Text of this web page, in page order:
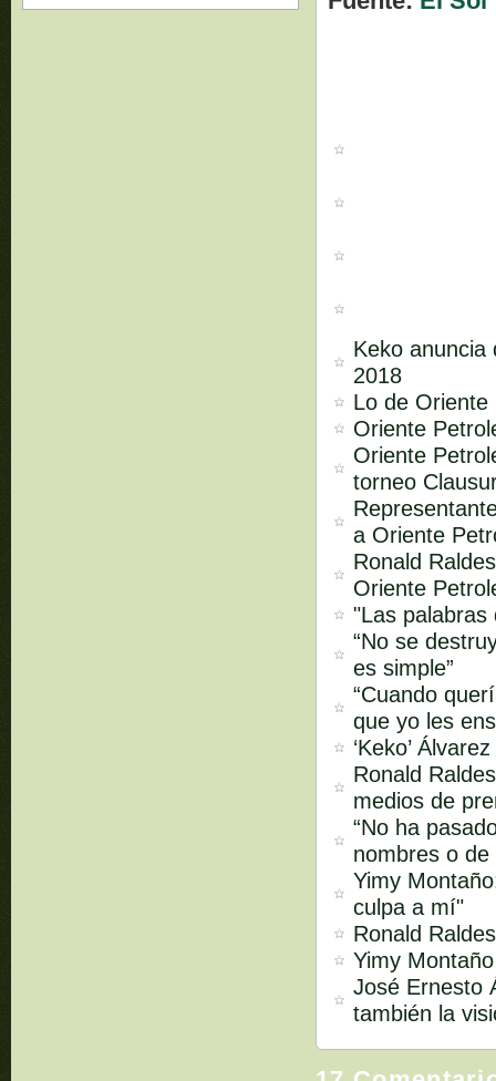
Keko anuncia
2018
Lo de
Oriente
Oriente
torneo
a Oriente
Ronald
Oriente
"Las palabras
“No se
es simple”
“Cuando
que yo les
‘Keko’
Ronald
medios de
“No ha
nombres o de
Yimy
culpa a mí"
Ronald
Yimy
José Ernesto
también la